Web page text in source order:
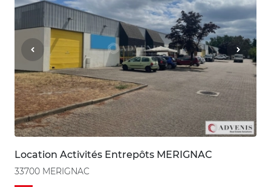
Location Activités Entrepôts MERIGNAC
33700 MERIGNAC